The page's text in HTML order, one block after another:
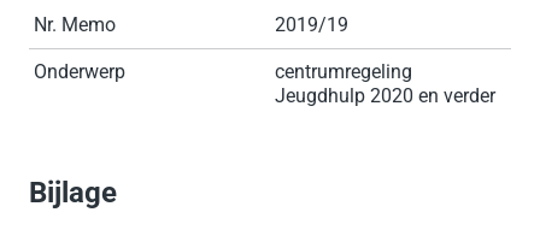
Nr. Memo 2019/19
Onderwerp
centrumregeling
Jeugdhulp 2020 en verder
Bijlage